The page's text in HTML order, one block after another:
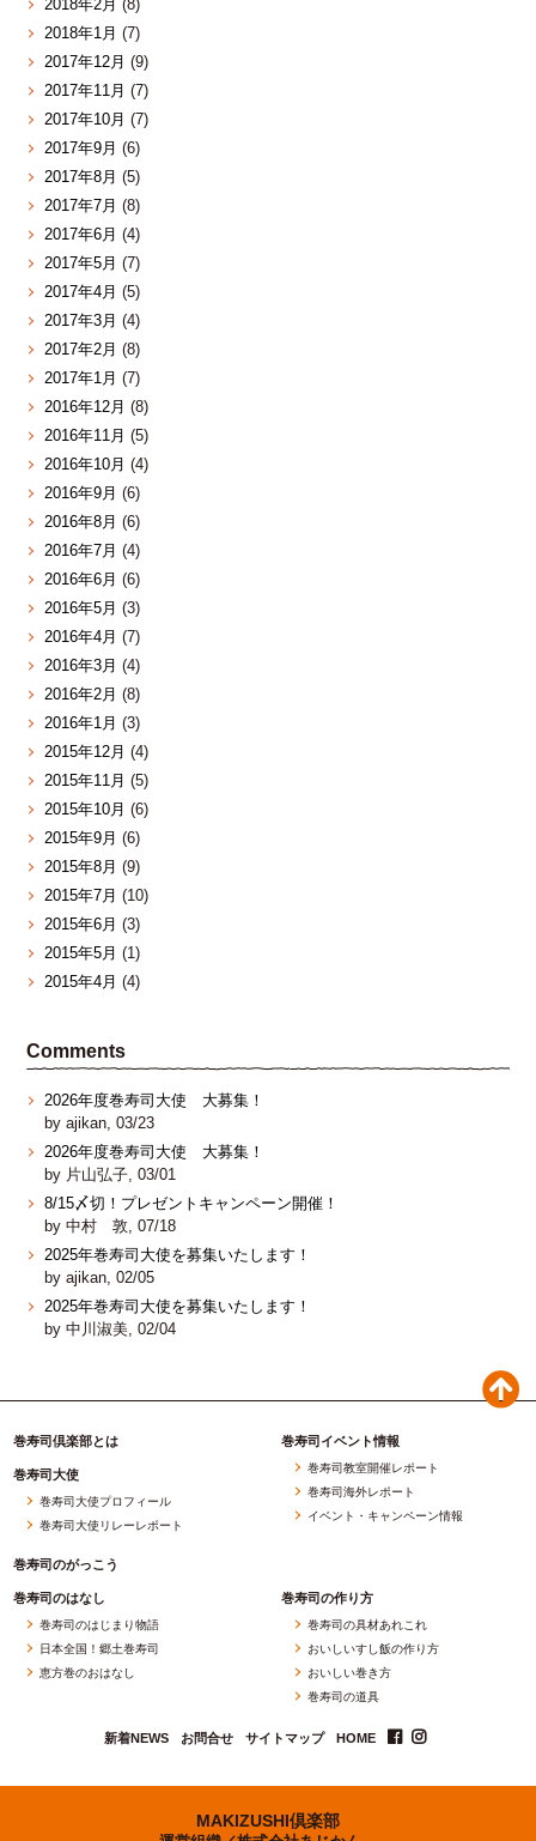
2018年2月 (8)
2018年1月 (7)
2017年12月 (9)
2017年11月 (7)
2017年10月 (7)
2017年9月 (6)
2017年8月 (5)
2017年7月 (8)
2017年6月 (4)
2017年5月 (7)
2017年4月 (5)
2017年3月 (4)
2017年2月 (8)
2017年1月 (7)
2016年12月 (8)
2016年11月 (5)
2016年10月 (4)
2016年9月 (6)
2016年8月 (6)
2016年7月 (4)
2016年6月 (6)
2016年5月 (3)
2016年4月 (7)
2016年3月 (4)
2016年2月 (8)
2016年1月 (3)
2015年12月 (4)
2015年11月 (5)
2015年10月 (6)
2015年9月 (6)
2015年8月 (9)
2015年7月 (10)
2015年6月 (3)
2015年5月 (1)
2015年4月 (4)
Comments
2026年度巻寿司大使 大募集！
by ajikan, 03/23
2026年度巻寿司大使 大募集！
by 片山弘子, 03/01
8/15〆切！プレゼントキャンペーン開催！
by 中村 敦, 07/18
2025年巻寿司大使を募集いたします！
by ajikan, 02/05
2025年巻寿司大使を募集いたします！
by 中川淑美, 02/04
巻寿司倶楽部とは
巻寿司大使
巻寿司大使プロフィール
巻寿司大使リレーレポート
巻寿司のがっこう
巻寿司イベント情報
巻寿司教室開催レポート
巻寿司海外レポート
イベント・キャンペーン情報
巻寿司のはなし
巻寿司のはじまり物語
日本全国！郷土巻寿司
恵方巻のおはなし
巻寿司の作り方
巻寿司の具材あれこれ
おいしいすし飯の作り方
おいしい巻き方
巻寿司の道具
新着NEWS お問合せ サイトマップ HOME
MAKIZUSHI倶楽部